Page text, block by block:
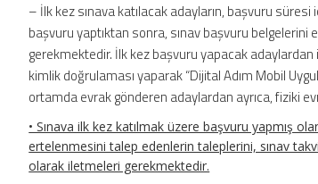
– İlk kez sınava katılacak adayların, başvuru
başvuru yaptıktan sonra, sınav başvuru belgelerini
gerekmektedir. İlk kez başvuru yapacak
kimlik doğrulaması yaparak “Dijital Adım Mobil
ortamda evrak gönderen adaylardan ayrıca, fiziki
• Sınava ilk kez katılmak üzere başvuru yapmış
ertelenmesini talep edenlerin taleplerini, sınav
olarak iletmeleri gerekmektedir.